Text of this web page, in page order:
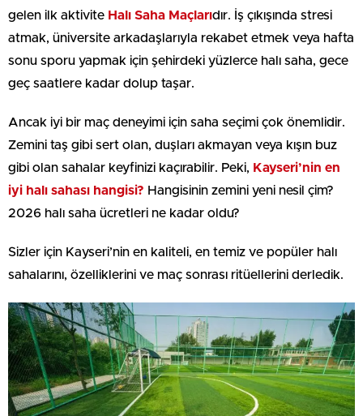
gelen ilk aktivite Halı Saha Maçlarıdır. İş çıkışında stresi
atmak, üniversite arkadaşlarıyla rekabet etmek veya hafta
sonu sporu yapmak için şehirdeki yüzlerce halı saha, gece
geç saatlere kadar dolup taşar.
Ancak iyi bir maç deneyimi için saha seçimi çok önemlidir.
Zemini taş gibi sert olan, duşları akmayan veya kışın buz
gibi olan sahalar keyfinizi kaçırabilir. Peki, Kayseri’nin en
iyi halı sahası hangisi? Hangisinin zemini yeni nesil çim?
2026 halı saha ücretleri ne kadar oldu?
Sizler için Kayseri’nin en kaliteli, en temiz ve popüler halı
sahalarını, özelliklerini ve maç sonrası ritüellerini derledik.